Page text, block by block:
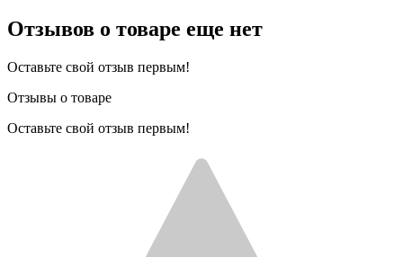
Отзывов о товаре еще нет
Оставьте свой отзыв первым!
Отзывы о товаре
Оставьте свой отзыв первым!